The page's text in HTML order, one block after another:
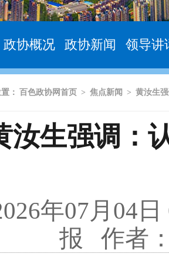
政协概况 政协新闻 领导讲
： 百色政协网首页 > 焦点新闻 > 黄汝生
汝生强调：
年07月04
报 作者